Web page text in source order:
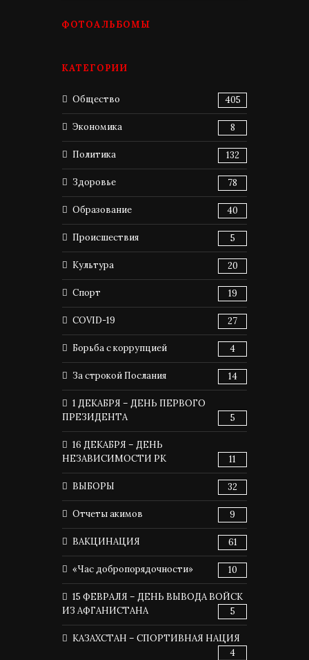
ФОТОАЛЬБОМЫ
КАТЕГОРИИ
Общество 405
Экономика 8
Политика 132
Здоровье 78
Образование 40
Происшествия 5
Культура 20
Спорт 19
COVID-19 27
Борьба с коррупцией 4
За строкой Послания 14
1 ДЕКАБРЯ – ДЕНЬ ПЕРВОГО
ПРЕЗИДЕНТА
5
16 ДЕКАБРЯ – ДЕНЬ
НЕЗАВИСИМОСТИ РК
11
ВЫБОРЫ 32
Отчеты акимов 9
ВАКЦИНАЦИЯ 61
«Час добропорядочности» 10
15 ФЕВРАЛЯ – ДЕНЬ ВЫВОДА ВОЙСК
ИЗ АФГАНИСТАНА
5
КАЗАХСТАН – СПОРТИВНАЯ НАЦИЯ
4